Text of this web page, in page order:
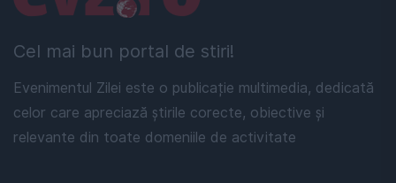
Cel mai bun portal de stiri!
Evenimentul Zilei este o publicație multimedia, dedicată
celor care apreciază știrile corecte, obiective și
relevante din toate domeniile de activitate